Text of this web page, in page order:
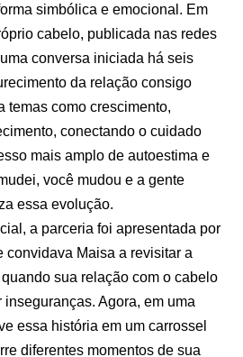
simbólica e emocional. Em
cabelo, publicada nas redes
conversa iniciada há seis
da relação consigo
temas como crescimento,
conectando o cuidado
mais amplo de autoestima e
você mudou e a gente
essa evolução.
a parceria foi apresentada por
convidava Maisa a revisitar a
sua relação com o cabelo
Agora, em uma
essa história em um carrossel
diferentes momentos de sua